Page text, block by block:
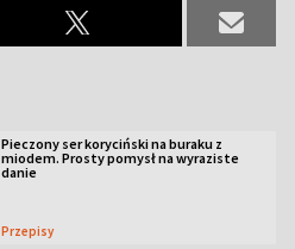
Pieczony ser koryciński na buraku z
miodem. Prosty pomysł na wyraziste
danie
Przepisy